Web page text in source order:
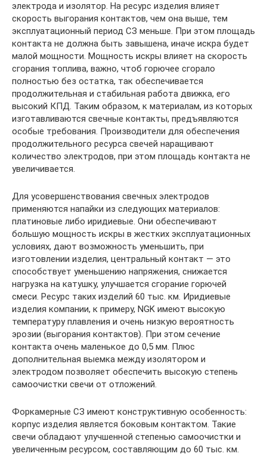
электрода и изолятор. На ресурс изделия влияет
скорость выгорания контактов, чем она выше, тем
эксплуатационный период СЗ меньше. При этом площадь
контакта не должна быть завышена, иначе искра будет
малой мощности. Мощность искры влияет на скорость
сгорания топлива, важно, чтоб горючее сгорало
полностью без остатка, так обеспечивается
продолжительная и стабильная работа движка, его
высокий КПД. Таким образом, к материалам, из которых
изготавливаются свечные контакты, предъявляются
особые требования. Производители для обеспечения
продолжительного ресурса свечей наращивают
количество электродов, при этом площадь контакта не
увеличивается.
Для усовершенствования свечных электродов
применяются напайки из следующих материалов:
платиновые либо иридиевые. Они обеспечивают
большую мощность искры в жестких эксплуатационных
условиях, дают возможность уменьшить, при
изготовлении изделия, центральный контакт — это
способствует уменьшению напряжения, снижается
нагрузка на катушку, улучшается сгорание горючей
смеси. Ресурс таких изделий 60 тыс. км. Иридиевые
изделия компании, к примеру, NGK имеют высокую
температуру плавления и очень низкую вероятность
эрозии (выгорания контактов). При этом сечение
контакта очень маленькое до 0,5 мм. Плюс
дополнительная выемка между изолятором и
электродом позволяет обеспечить высокую степень
самоочистки свечи от отложений.
Форкамерные СЗ имеют конструктивную особенность:
корпус изделия является боковым контактом. Такие
свечи обладают улучшенной степенью самоочистки и
увеличенным ресурсом, составляющим до 60 тыс. км.